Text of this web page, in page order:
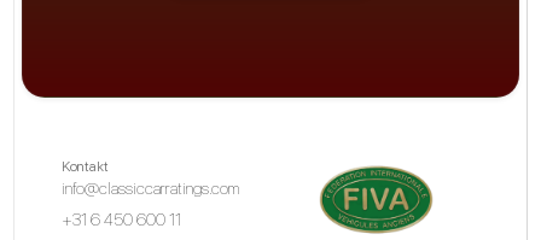
Kontakt
info@classiccarratings.com
+31 6 450 600 11